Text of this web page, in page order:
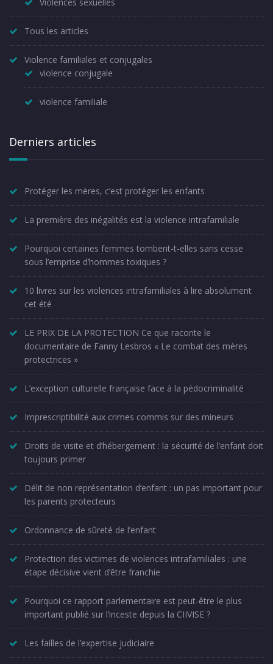
Tous les articles
Violence familiales et conjugales
violence conjugale
violence familiale
Derniers articles
Protéger les mères, c’est protéger les enfants
La première des inégalités est la violence intrafamiliale
Pourquoi certaines femmes tombent-t-elles sans cesse
sous l’emprise d’hommes toxiques ?
10 livres sur les violences intrafamiliales à lire absolument
cet été
LE PRIX DE LA PROTECTION Ce que raconte le
documentaire de Fanny Lesbros « Le combat des mères
protectrices »
L’exception culturelle française face à la pédocriminalité
Imprescriptibilité aux crimes commis sur des mineurs
Droits de visite et d’hébergement : la sécurité de l’enfant doit
toujours primer
Délit de non représentation d’enfant : un pas important pour
les parents protecteurs
Ordonnance de sûreté de l’enfant
Protection des victimes de violences intrafamiliales : une
étape décisive vient d’être franchie
Pourquoi ce rapport parlementaire est peut-être le plus
important publié sur l’inceste depuis la CIIVISE ?
Les failles de l’expertise judiciaire